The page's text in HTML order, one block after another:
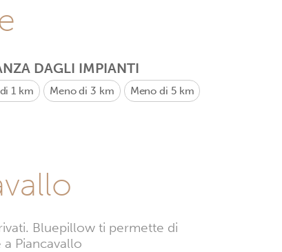
DAGLI IMPIANTI
1 km Meno di 3 km Meno di 5 km
Bluepillow ti permette di
Piancavallo